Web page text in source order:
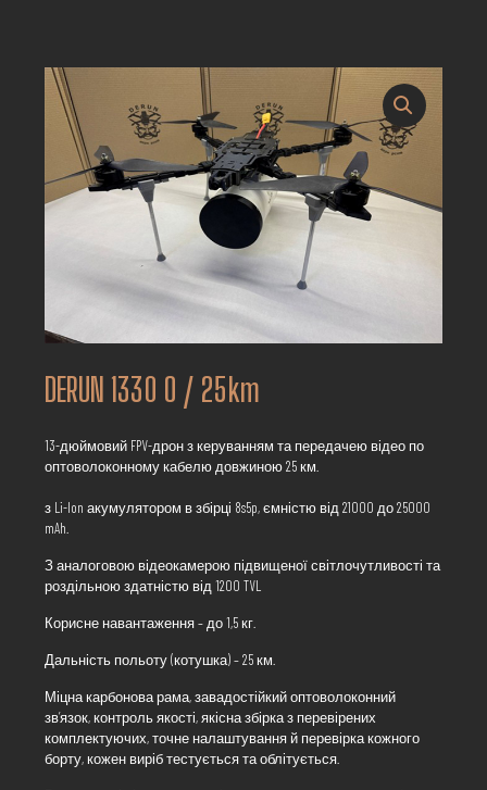
DERUN 1330 O / 25km
13-дюймовий FPV-дрон з керуванням та передачею відео по
оптоволоконному кабелю довжиною 25 км.
з Li-Ion акумулятором в збірці 8s5p, ємністю від 21000 до 25000
mAh.
З аналоговою відеокамерою підвищеної світлочутливості та
роздільною здатністю від 1200 TVL
Корисне навантаження – до 1,5 кг.
Дальність польоту (котушка) – 25 км.
Міцна карбонова рама, завадостійкий оптоволоконний
зв’язок, контроль якості, якісна збірка з перевірених
комплектуючих, точне налаштування й перевірка кожного
борту, кожен виріб тестується та облітується.